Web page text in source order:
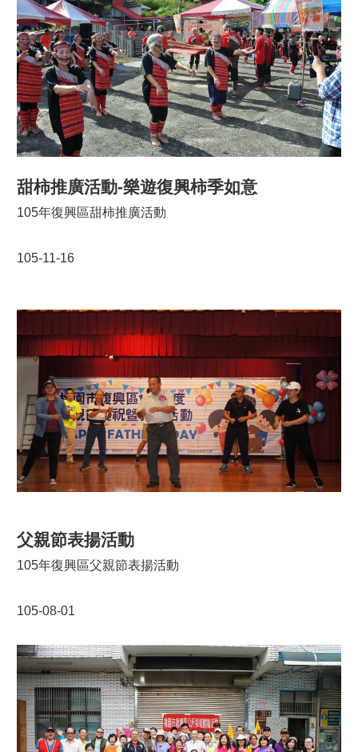
甜柿推廣活動-樂遊復興柿季如意
105-11-16
105年復興區甜柿推廣活動
父親節表揚活動
105-08-01
105年復興區父親節表揚活動